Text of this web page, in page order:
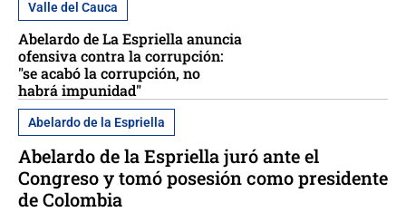
Valle del Cauca
Abelardo de La Espriella anuncia
ofensiva contra la corrupción:
"se acabó la corrupción, no
habrá impunidad"
Abelardo de la Espriella
Abelardo de la Espriella juró ante el
Congreso y tomó posesión como presidente
de Colombia